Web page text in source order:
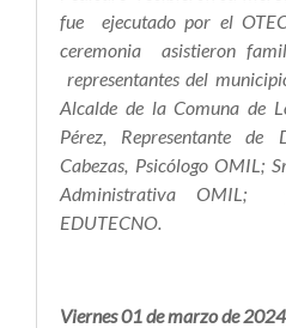
fue ejecutado por el
ceremonia asistieron
representantes del
Alcalde de la Comuna de
Pérez, Representante de
Cabezas, Psicólogo OMIL;
Administrativa OMIL;
EDUTECNO.
Viernes 01 de marzo de 2024